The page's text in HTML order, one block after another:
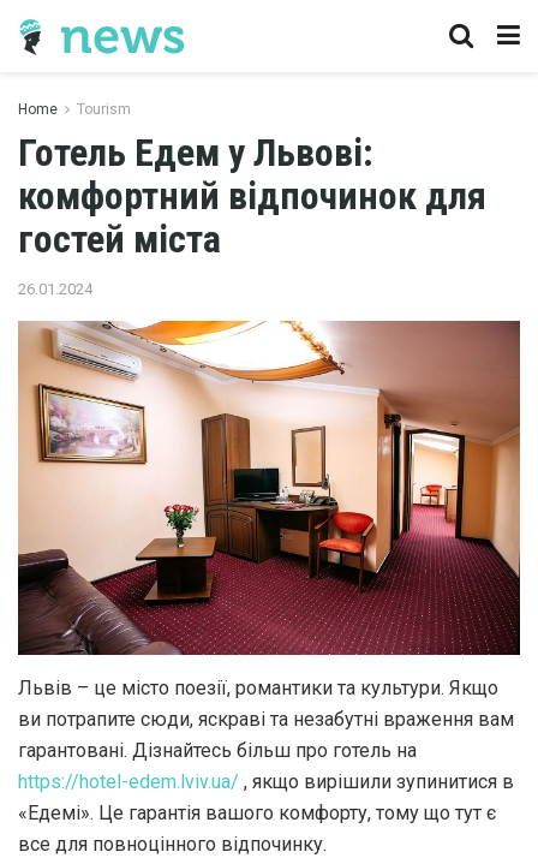
Home Tourism
Готель Едем у Львові:
комфортний відпочинок для
гостей міста
26.01.2024
Львів – це місто поезії, романтики та культури. Якщо
ви потрапите сюди, яскраві та незабутні враження вам
гарантовані. Дізнайтесь більш про готель на
https://hotel-edem.lviv.ua/ , якщо вирішили зупинитися в
«Едемі». Це гарантія вашого комфорту, тому що тут є
все для повноцінного відпочинку.